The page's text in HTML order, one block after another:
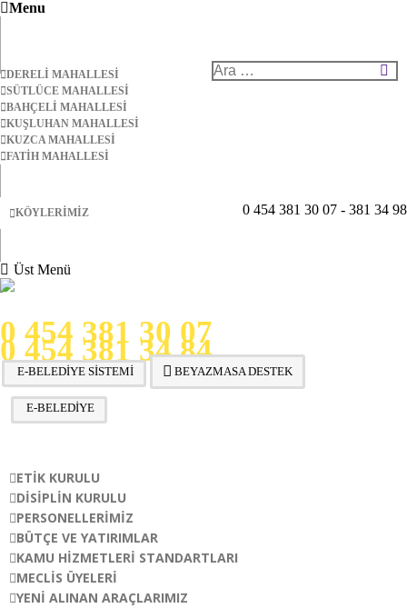
Menu
DERELI MAHALLESI
SÜTLÜCE MAHALLESI
BAHÇELI MAHALLESI
KUŞLUHAN MAHALLESI
KUZCA MAHALLESI
FATIH MAHALLESI
KÖYLERIMIZ
Üst Menü
Arama:
0 454 381 30 07 - 381 34 98
0 454 381 30 07
0 454 381 34 84
E-BELEDİYE SİSTEMİ BEYAZMASA DESTEK
E-BELEDİYE
ETIK KURULU
DISIPLIN KURULU
PERSONELLERIMIZ
BÜTÇE VE YATIRIMLAR
KAMU HIZMETLERI STANDARTLARI
MECLIS ÜYELERI
YENI ALINAN ARAÇLARIMIZ